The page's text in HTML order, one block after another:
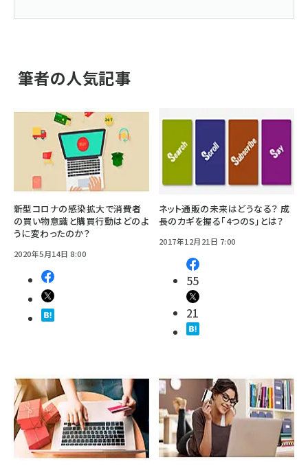
筆者の人気記事
新型コロナの感染拡大で消費者
の買い物意識と購買行動はどのよ
うに変わったのか？
2020年5月14日 8:00
ネット通販の未来はどうなる？ 成
長のカギを握る「4つのS」とは？
2017年12月21日 7:00
55
21